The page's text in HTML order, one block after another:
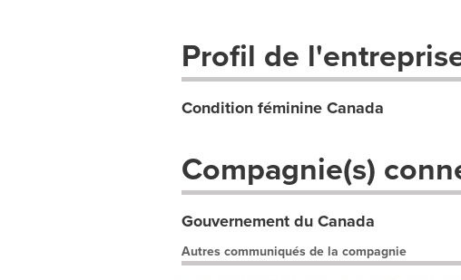
Profil de
Condition féminine Canada
Compagnie(s)
Gouvernement du Canada
Autres communiqués de la compagnie